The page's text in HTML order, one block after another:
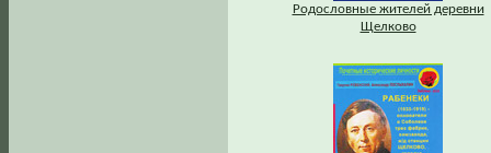
Родословные жителей деревни
Щелково